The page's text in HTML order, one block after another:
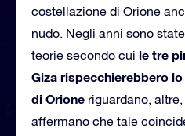
costellazione di Orione
nudo. Negli anni sono
teorie secondo cui le tre
Giza rispecchierebbero
di Orione riguardano,
affermano che tale